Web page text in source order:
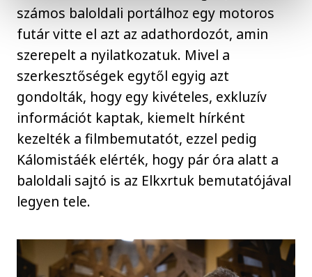
számos baloldali portálhoz egy motoros
futár vitte el azt az adathordozót, amin
szerepelt a nyilatkozatuk. Mivel a
szerkesztőségek egytől egyig azt
gondolták, hogy egy kivételes, exkluzív
információt kaptak, kiemelt hírként
kezelték a filmbemutatót, ezzel pedig
Kálomistáék elérték, hogy pár óra alatt a
baloldali sajtó is az Elkxrtuk bemutatójával
legyen tele.